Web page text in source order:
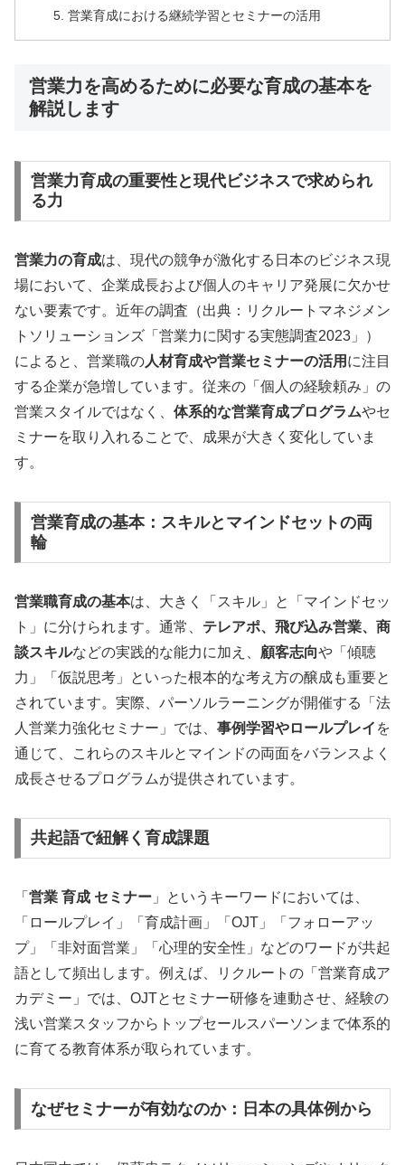
営業育成における継続学習とセミナーの活用
営業力を高めるために必要な育成の基本を
解説します
営業力育成の重要性と現代ビジネスで求められ
る力
営業力の育成は、現代の競争が激化する日本のビジネス現
場において、企業成長および個人のキャリア発展に欠かせ
ない要素です。近年の調査（出典：リクルートマネジメン
トソリューションズ「営業力に関する実態調査2023」）
によると、営業職の人材育成や営業セミナーの活用 に注目
する企業が急増しています。従来の「個人の経験頼み」の
営業スタイルではなく、 体系的な営業育成プログラムやセ
ミナーを取り入れることで、成果が大きく変化していま
す。
営業育成の基本：スキルとマインドセットの両
輪
営業職育成の基本は、大きく「スキル」と「マインドセッ
ト」に分けられます。通常、 テレアポ、飛び込み営業、商
談スキルなどの実践的な能力に加え、 顧客志向や「傾聴
力」「仮説思考」といった根本的な考え方の醸成も重要と
されています。実際、パーソルラーニングが開催する「法
人営業力強化セミナー」では、 事例学習やロールプレイ を
通じて、これらのスキルとマインドの両面をバランスよく
成長させるプログラムが提供されています。
共起語で紐解く育成課題
「 営業 育成 セミナー 」というキーワードにおいては、
「ロールプレイ」「育成計画」「OJT」「フォローアッ
プ」「非対面営業」「心理的安全性」などのワードが共起
語として頻出します。例えば、リクルートの「営業育成ア
カデミー」では、OJTとセミナー研修を連動させ、経験の
浅い営業スタッフからトップセールスパーソンまで体系的
に育てる教育体系が取られています。
なぜセミナーが有効なのか：日本の具体例から